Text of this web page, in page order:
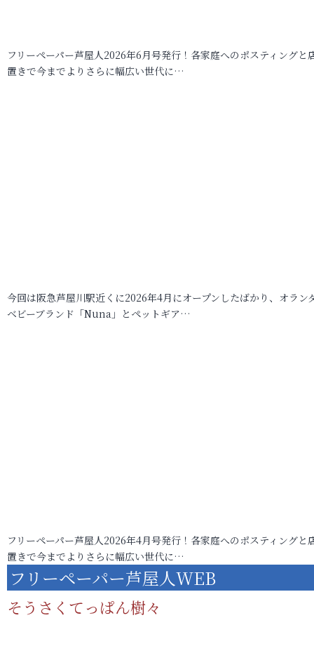
フリーペーパー芦屋人2026年6月号発行！各家庭へのポスティングと
置きで今までよりさらに幅広い世代に…
今回は阪急芦屋川駅近くに2026年4月にオープンしたばかり、オラン
ベビーブランド「Nuna」とペットギア…
フリーペーパー芦屋人2026年4月号発行！各家庭へのポスティングと
置きで今までよりさらに幅広い世代に…
フリーペーパー芦屋人WEB
そうさくてっぱん樹々